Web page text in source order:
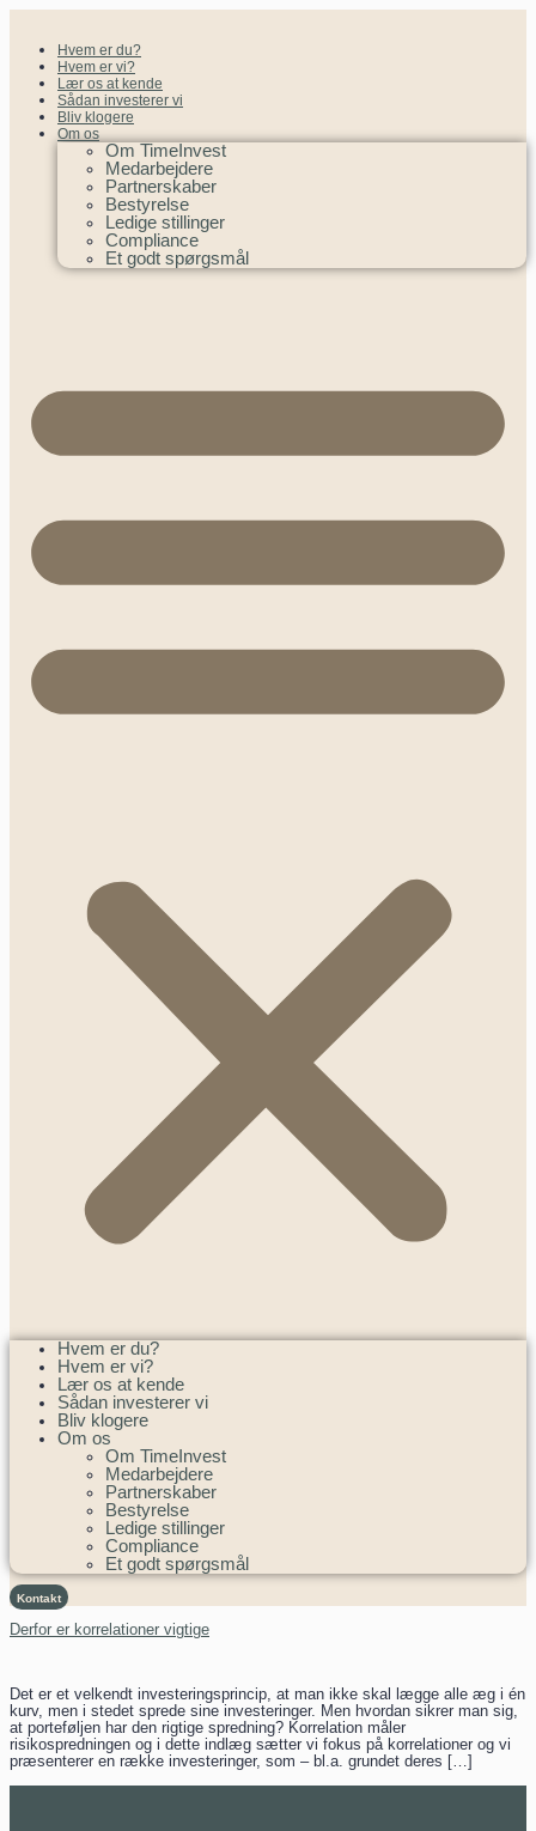
Hvem er du?
Hvem er vi?
Lær os at kende
Sådan investerer vi
Bliv klogere
Om os
Om TimeInvest
Medarbejdere
Partnerskaber
Bestyrelse
Ledige stillinger
Compliance
Et godt spørgsmål
Hvem er du?
Hvem er vi?
Lær os at kende
Sådan investerer vi
Bliv klogere
Om os
Om TimeInvest
Medarbejdere
Partnerskaber
Bestyrelse
Ledige stillinger
Compliance
Et godt spørgsmål
Kontakt
Derfor er korrelationer vigtige
Det er et velkendt investeringsprincip, at man ikke skal lægge alle æg i én
kurv, men i stedet sprede sine investeringer. Men hvordan sikrer man sig,
at porteføljen har den rigtige spredning? Korrelation måler
risikospredningen og i dette indlæg sætter vi fokus på korrelationer og vi
præsenterer en række investeringer, som – bl.a. grundet deres […]